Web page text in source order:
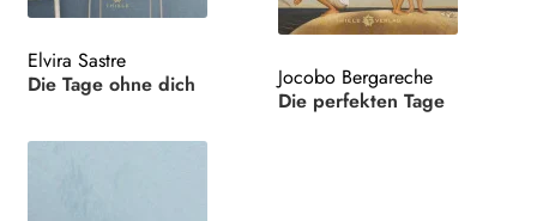
Elvira Sastre
Die Tage ohne dich
Jocobo Bergareche
Die perfekten Tage